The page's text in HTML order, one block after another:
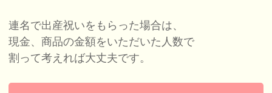
連名で出産祝いをもらった場合は、
現金、商品の金額をいただいた人数で
割って考えれば大丈夫です。